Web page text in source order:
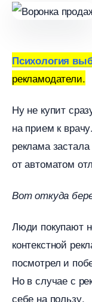
Психология
рекламодатели.
Ну не купит
на прием к
реклама
от автоматом
от откуда
Люди покупают
контекстной
посмотрел и
Но в случае с
себе на пользу.